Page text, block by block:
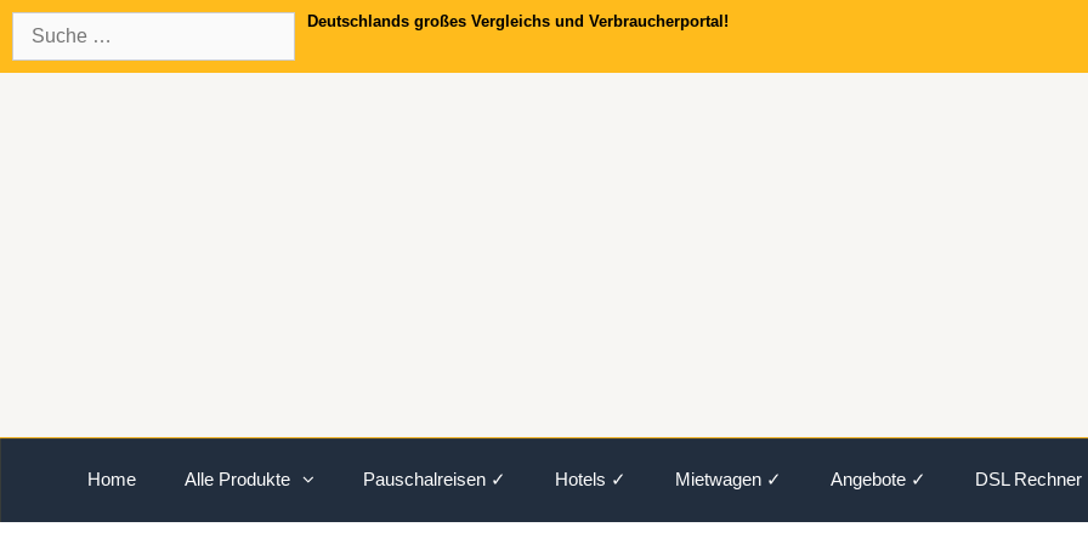
Springe
zum
Inhalt
nach:
Deutschlands großes Vergleichs und Verbraucherportal!
Home Alle Produkte Pauschalreisen ✓ Hotels ✓ Mietwagen ✓ Angebote ✓ DSL Rechner